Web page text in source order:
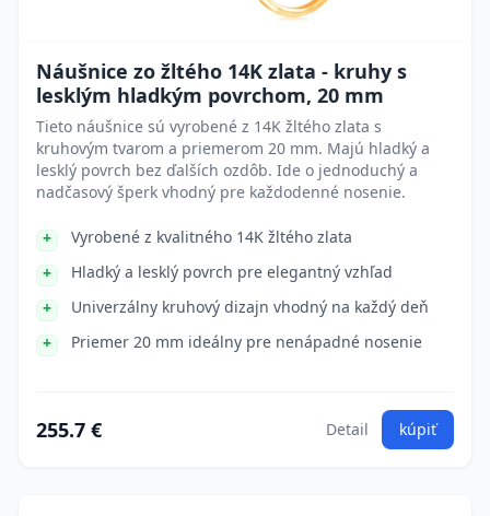
Náušnice zo žltého 14K zlata - kruhy s
lesklým hladkým povrchom, 20 mm
Tieto náušnice sú vyrobené z 14K žltého zlata s
kruhovým tvarom a priemerom 20 mm. Majú hladký a
lesklý povrch bez ďalších ozdôb. Ide o jednoduchý a
nadčasový šperk vhodný pre každodenné nosenie.
Vyrobené z kvalitného 14K žltého zlata
Hladký a lesklý povrch pre elegantný vzhľad
Univerzálny kruhový dizajn vhodný na každý deň
Priemer 20 mm ideálny pre nenápadné nosenie
255.7 € Detail kúpiť